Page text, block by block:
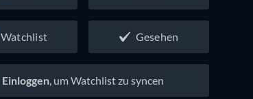
Watchlist Gesehen
Einloggen, um Watchlist zu syncen